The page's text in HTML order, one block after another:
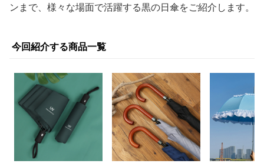
ンまで、様々な場面で活躍する黒の日傘をご紹介します。
今回紹介する商品一覧